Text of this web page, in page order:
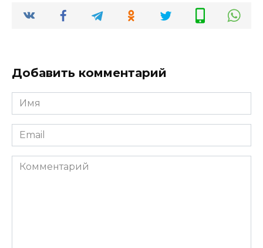
Добавить комментарий
Имя
*
Email
*
Комментарий